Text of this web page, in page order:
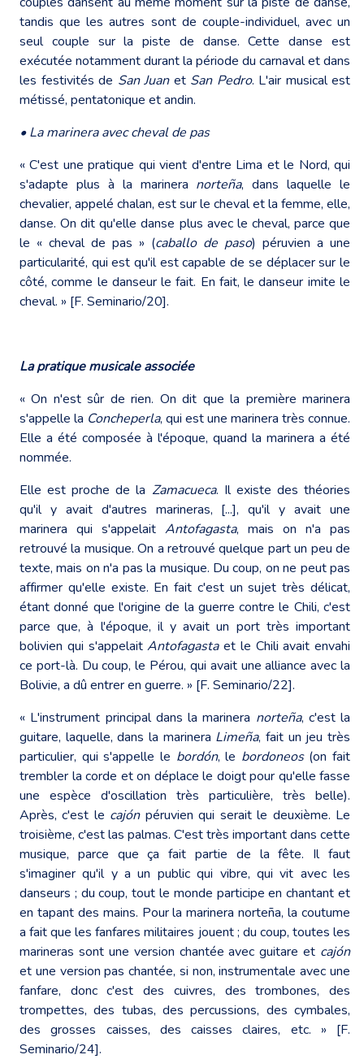
tandis que les autres sont de couple-individuel, avec un
seul couple sur la piste de danse. Cette danse est
exécutée notamment durant la période du carnaval et dans
les festivités de San Juan etSan Pedro. L'air musical est
métissé, pentatonique et andin.
• La marinera avec cheval de pas
« C'est une pratique qui vient d'entre Lima et le Nord, qui
s'adapte plus à la marinera norteña, dans laquelle le
chevalier, appelé chalan, est sur le cheval et la femme, elle,
danse. On dit qu'elle danse plus avec le cheval, parce que
le « cheval de pas » (caballo de paso) péruvien a une
particularité, qui est qu'il est capable de se déplacer sur le
côté, comme le danseur le fait. En fait, le danseur imite le
cheval. » [F. Seminario/20].
La pratique musicale associée
« On n'est sûr de rien. On dit que la première marinera
s'appelle la Concheperla, qui est une marinera très connue.
Elle a été composée à l'époque, quand la marinera a été
nommée.
Elle est proche de la Zamacueca. Il existe des théories
qu'il y avait d'autres marineras, [...], qu'il y avait une
marinera qui s'appelait Antofagasta, mais on n'a pas
retrouvé la musique. On a retrouvé quelque part un peu de
texte, mais on n'a pas la musique. Du coup, on ne peut pas
affirmer qu'elle existe. En fait c'est un sujet très délicat,
étant donné que l'origine de la guerre contre le Chili, c'est
parce que, à l'époque, il y avait un port très important
bolivien qui s'appelaitAntofagastaet le Chili avait envahi
ce port-là. Du coup, le Pérou, qui avait une alliance avec la
Bolivie, a dû entrer en guerre. » [F. Seminario/22].
« L'instrument principal dans la marinera norteña, c'est la
guitare, laquelle, dans la marinera Limeña, fait un jeu très
particulier, qui s'appelle le bordón, le bordoneos(on fait
trembler la corde et on déplace le doigt pour qu'elle fasse
une espèce d'oscillation très particulière, très belle).
Après, c'est le cajónpéruvien qui serait le deuxième. Le
troisième, c'est las palmas. C'est très important dans cette
musique, parce que ça fait partie de la fête. Il faut
s'imaginer qu'il y a un public qui vibre, qui vit avec les
danseurs ; du coup, tout le monde participe en chantant et
en tapant des mains. Pour la marinera norteña, la coutume
a fait que les fanfares militaires jouent ; du coup, toutes les
marineras sont une version chantée avec guitare et cajón
et une version pas chantée, si non, instrumentale avec une
fanfare, donc c'est des cuivres, des trombones, des
trompettes, des tubas, des percussions, des cymbales,
des grosses caisses, des caisses claires, etc. » [F.
Seminario/24].